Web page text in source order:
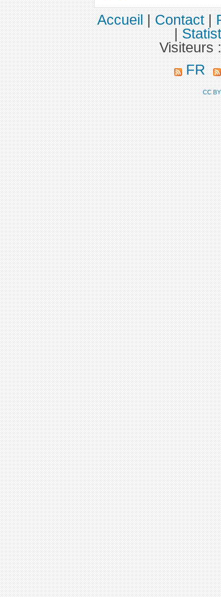
Accueil|Contact|
|
Visiteurs
FR
CC